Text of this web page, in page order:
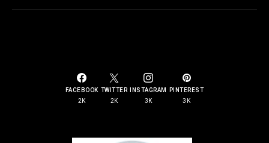
FACEBOOK
2K
TWITTER
2K
INSTAGRAM
3K
PINTEREST
3K